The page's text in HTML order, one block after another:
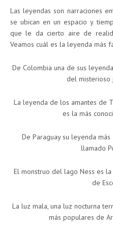
Las leyendas son narraciones
se ubican en un espacio y
que le da cierto aire de
Veamos cuál es la leyenda más
De Colombia una de sus
del misterioso
La leyenda de los amantes de
es la más
De Paraguay su leyenda
llamado
El monstruo del lago Ness es
de
La luz mala, una luz nocturna
más populares de